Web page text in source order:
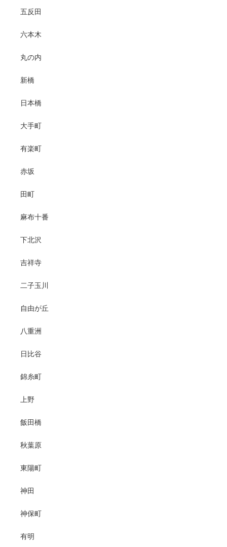
五反田
六本木
丸の内
新橋
日本橋
大手町
有楽町
赤坂
田町
麻布十番
下北沢
吉祥寺
二子玉川
自由が丘
八重洲
日比谷
錦糸町
上野
飯田橋
秋葉原
東陽町
神田
神保町
有明